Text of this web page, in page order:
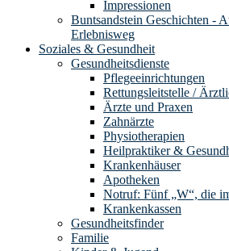
Impressionen
Buntsandstein Geschichten -
Erlebnisweg
Soziales & Gesundheit
Gesundheitsdienste
Pflegeeinrichtungen
Rettungsleitstelle /
Ärzte und Praxen
Zahnärzte
Physiotherapien
Heilpraktiker &
Krankenhäuser
Apotheken
Notruf: Fünf „W“, die
Krankenkassen
Gesundheitsfinder
Familie